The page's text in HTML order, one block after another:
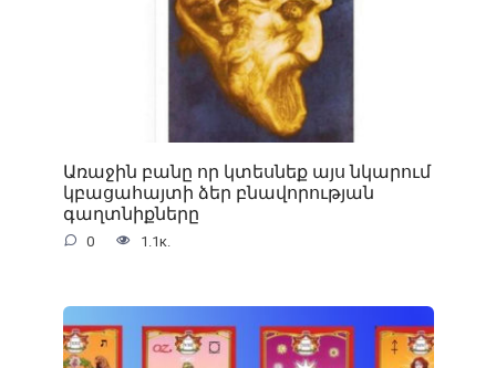
Առաջին բանը որ կտեսնեք այս նկարում
կբացահայտի ձեր բնավորության
գաղտնիքները
0 1.1к.